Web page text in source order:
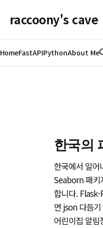
raccoony's cave
HomeFastAPIPythonAbout Me
한국의
한국에서 일
Seaborn 패키
합니다.
면 json 다듬
어린이집 알림